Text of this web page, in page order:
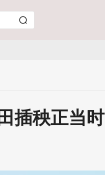
插秧正当时